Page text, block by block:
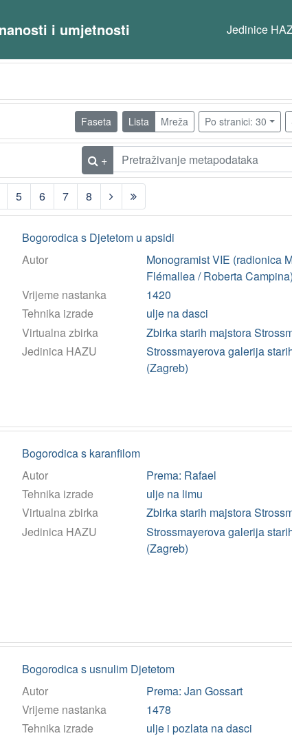
i umjetnosti Jedinice
Faseta Lista Mreža Po stranici: 30
+
5 6 7
8
Bogorodica s Djetetom u apsidi
Autor
Monogramist VIE (radionica
Flémallea / Roberta Campina)
Vrijeme nastanka
1420
Tehnika izrade
ulje na dasci
Virtualna zbirka
Zbirka starih majstora
Jedinica HAZU
Strossmayerova galerija
(Zagreb)
Bogorodica s karanfilom
Autor
Prema: Rafael
Tehnika izrade
ulje na limu
Virtualna zbirka
Zbirka starih majstora
Jedinica HAZU
Strossmayerova galerija
(Zagreb)
Bogorodica s usnulim Djetetom
Autor
Prema: Jan Gossart
Vrijeme nastanka
1478
Tehnika izrade
ulje i pozlata na dasci